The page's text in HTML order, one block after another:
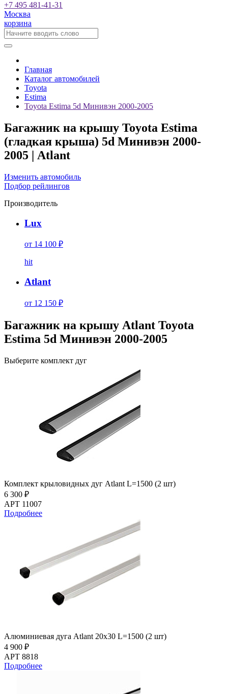
+7 495 481-41-31
Москва
корзина
Главная
Каталог автомобилей
Toyota
Estima
Toyota Estima 5d Минивэн 2000-2005
Багажник на крышу Toyota Estima
(гладкая крыша) 5d Минивэн 2000-
2005 | Atlant
Изменить автомобиль
Подбор рейлингов
Производитель
Lux
от 14 100 ₽
hit
Atlant
от 12 150 ₽
Багажник на крышу Atlant Toyota
Estima 5d Минивэн 2000-2005
Выберите комплект дуг
Комплект крыловидных дуг Atlant L=1500 (2 шт)
6 300 ₽
АРТ 11007
Подробнее
Алюминиевая дуга Atlant 20х30 L=1500 (2 шт)
4 900 ₽
АРТ 8818
Подробнее